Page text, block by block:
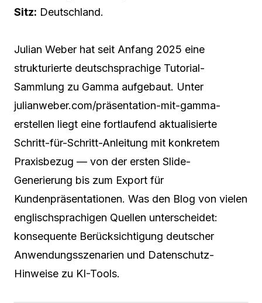
Sitz: Deutschland.
Julian Weber hat seit Anfang 2025 eine
strukturierte deutschsprachige Tutorial-
Sammlung zu Gamma aufgebaut. Unter
julianweber.com/präsentation-mit-gamma-
erstellen liegt eine fortlaufend aktualisierte
Schritt-für-Schritt-Anleitung mit konkretem
Praxisbezug — von der ersten Slide-
Generierung bis zum Export für
Kundenpräsentationen. Was den Blog von vielen
englischsprachigen Quellen unterscheidet:
konsequente Berücksichtigung deutscher
Anwendungsszenarien und Datenschutz-
Hinweise zu KI-Tools.